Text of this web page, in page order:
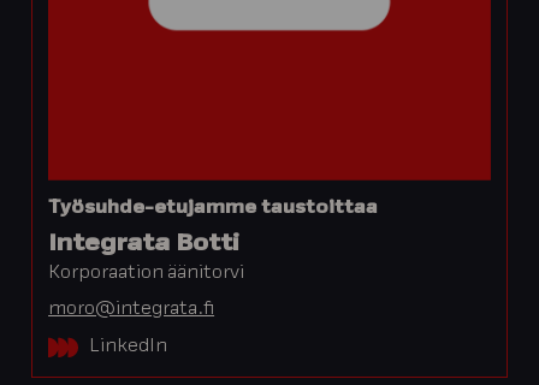
Työsuhde-etujamme taustoittaa
Integrata Botti
Korporaation äänitorvi
moro@integrata.fi
LinkedIn